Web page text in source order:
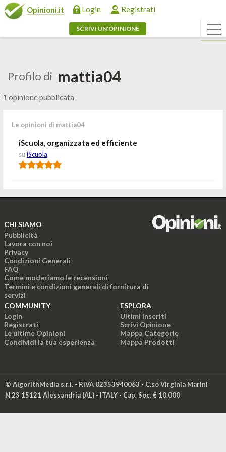
Opinioni.it Login Registrati
SCRIVI UN'OPINIONE
Profilo di mattia04
1 opinione pubblicata
Le opinioni di mattia04
iScuola, organizzata ed efficiente
su iScuola
CHI SIAMO
Pubblicità
Lavora con noi
Privacy
Condizioni Generali
FAQ
Come moderiamo le recensioni
Termini e condizioni generali di fornitura di
servizi
COMMUNITY
Login
Registrati
Le ultime Opinioni
Condividi la tua esperienza
ESPLORA
Ultimi inseriti
Scrivi Opinione
Mappa Categorie
Mappa Prodotti
© AlgorithMedia s.r.l. - P.IVA 02353940063 - C.so Virginia Marini
N.23 15121 Alessandria (AL) - ITALY - Cap. Soc. € 10.000